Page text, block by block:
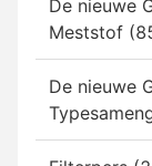
De nieuwe
Meststof
De nieuwe